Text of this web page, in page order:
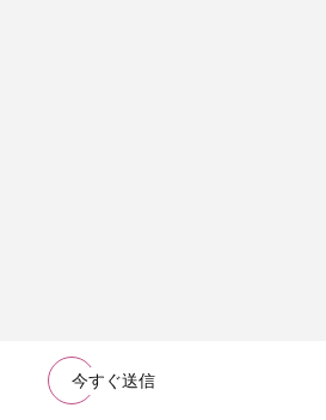
今すぐ送信